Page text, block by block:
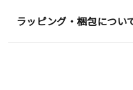
ラッピング・梱包につい